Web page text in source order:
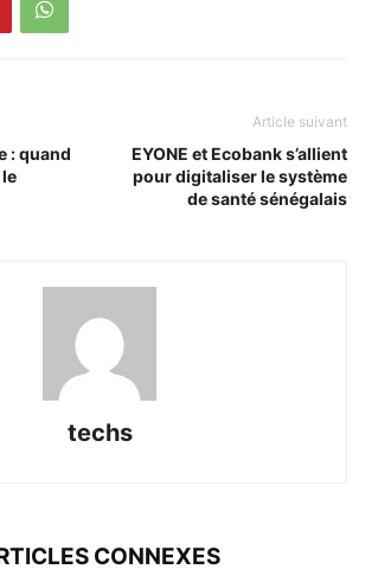
: quand
Article suivant
EYONE et Ecobank s’allient
pour digitaliser le système
de santé sénégalais
techs
CONNEXES